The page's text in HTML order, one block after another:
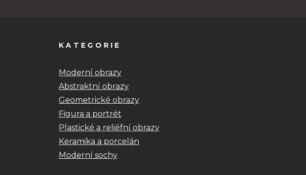
KATEGORIE
Moderní obrazy
Abstraktní obrazy
Geometrické obrazy
Figura a portrét
Plastické a reliéfní obrazy
Keramika a porcelán
Moderní sochy